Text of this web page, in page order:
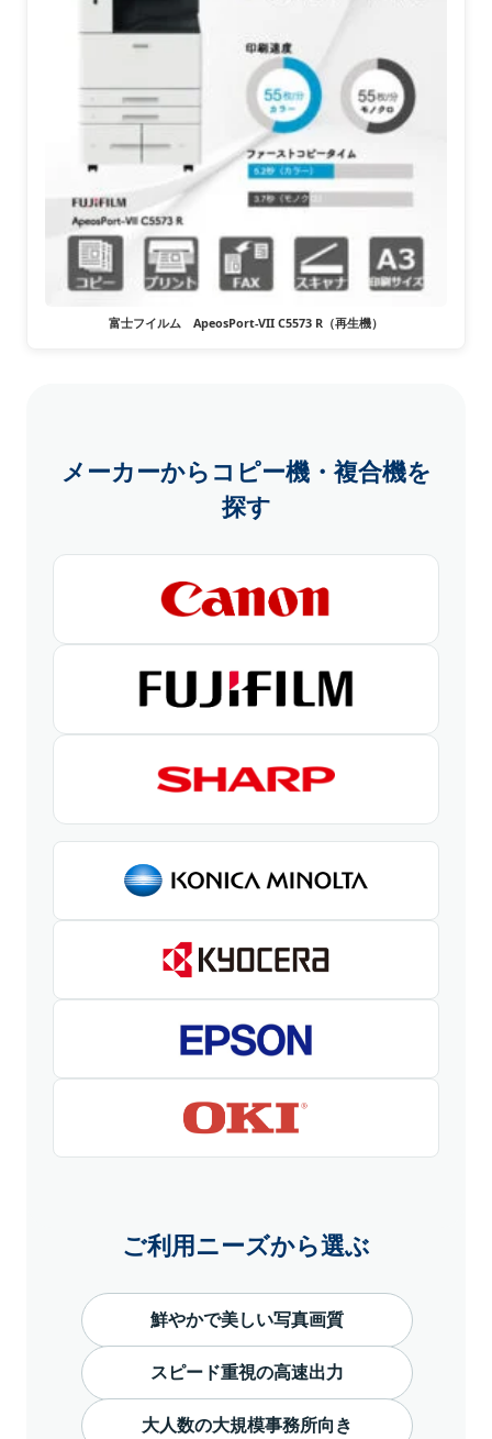
富士フイルム ApeosPort-VII C5573 R（再生機）
メーカーからコピー機・複合機を
探す
ご利用ニーズから選ぶ
鮮やかで美しい写真画質
スピード重視の高速出力
大人数の大規模事務所向き